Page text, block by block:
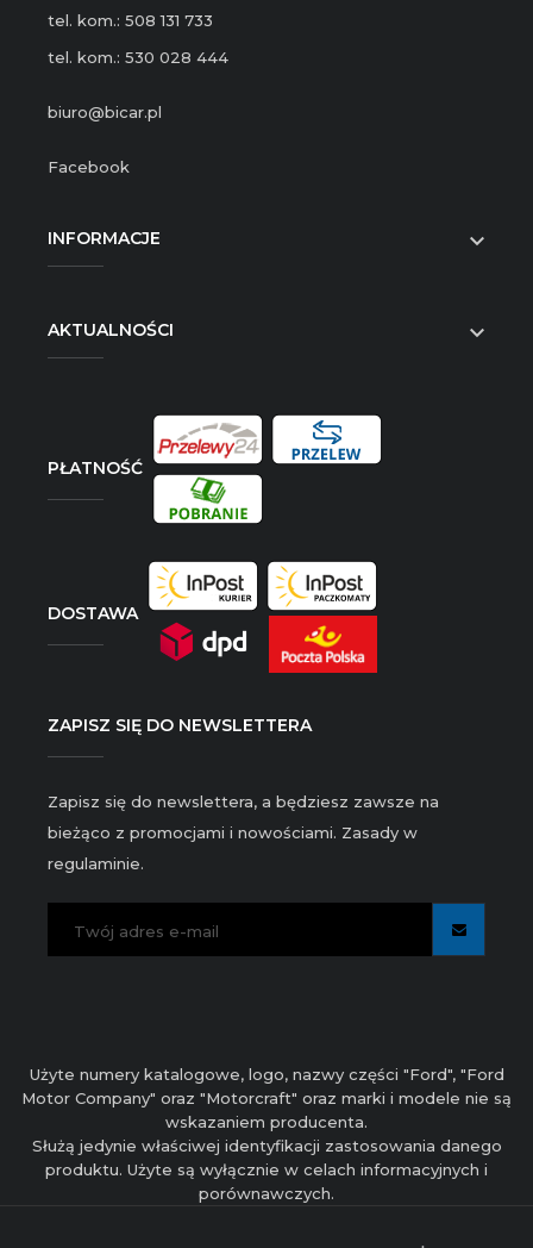
tel. kom.: 508 131 733
tel. kom.: 530 028 444
biuro@bicar.pl
Facebook
INFORMACJE 
AKTUALNOŚCI 
PŁATNOŚĆ
DOSTAWA
ZAPISZ SIĘ DO NEWSLETTERA
Zapisz się do newslettera, a będziesz zawsze na
bieżąco z promocjami i nowościami. Zasady w
regulaminie.
Użyte numery katalogowe, logo, nazwy części "Ford", "Ford
Motor Company" oraz "Motorcraft" oraz marki i modele nie są
wskazaniem producenta.
Służą jedynie właściwej identyfikacji zastosowania danego
produktu. Użyte są wyłącznie w celach informacyjnych i
porównawczych.